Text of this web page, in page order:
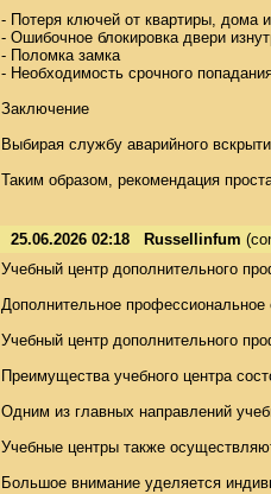
- Потеря ключей от квартиры, дома
- Ошибочное блокировка двери
- Поломка замка
- Необходимость срочного
Заключение
Выбирая службу аварийного
Таким образом, рекомендация
25.06.2026 02:18 Russellinfum
Учебный центр дополнительного
Дополнительное
Учебный центр дополнительного
Преимущества учебного центра
Одним из главных направлений
Учебные центры также
Большое внимание уделяется